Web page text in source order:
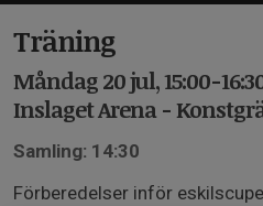
Träning
Måndag 20 jul, 15:00-
Inslaget Arena -
Samling: 14:30
Förberedelser inför